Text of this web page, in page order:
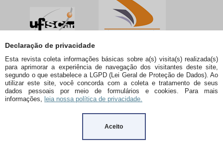
Declaração de privacidade
Esta revista coleta informações básicas sobre a(s) visita(s) realizada(s)
para aprimorar a experiência de navegação dos visitantes deste site,
segundo o que estabelece a LGPD (Lei Geral de Proteção de Dados). Ao
utilizar este site, você concorda com a coleta e tratamento de seus
dados pessoais por meio de formulários e cookies. Para mais
informações, leia nossa política de privacidade.
Aceito